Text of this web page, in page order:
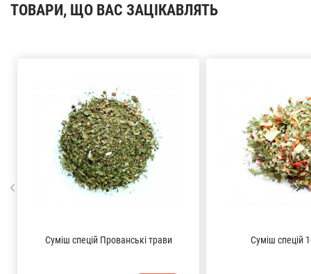
ТОВАРИ, ЩО ВАС ЗАЦІКАВЛЯТЬ
Суміш спецій Прованські трави Суміш спецій